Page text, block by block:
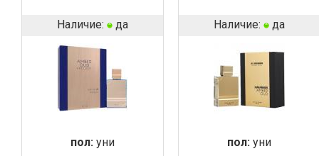
Наличие: да
пол: уни
Наличие: да
пол: уни